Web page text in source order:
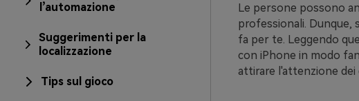
l’automazione
Suggerimenti per la
localizzazione
Tips sul gioco
Le persone possono
professionali. Dunque,
fa per te. Leggendo
con iPhone in modo
attirare l'attenzione dei